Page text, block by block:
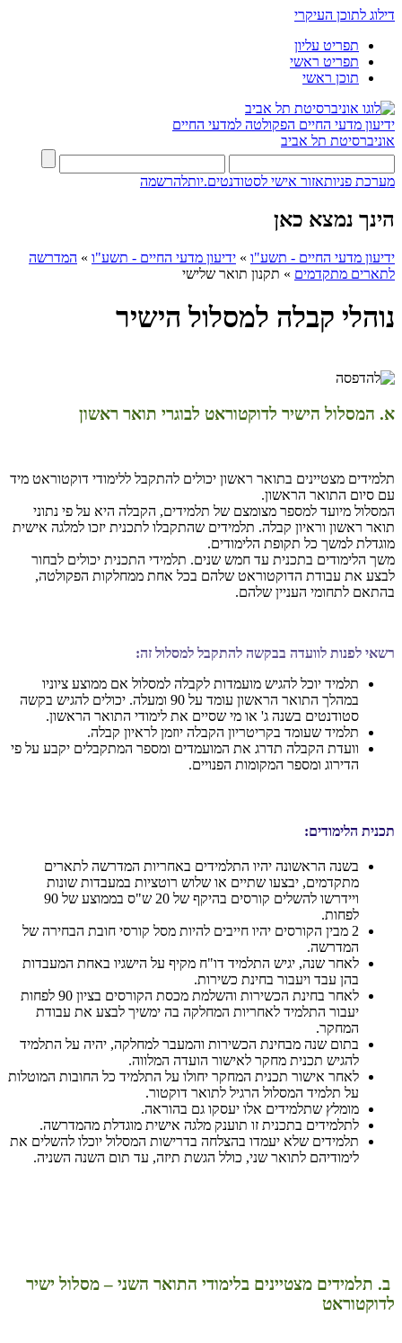
דילוג לתוכן העיקרי
תפריט עליון
תפריט ראשי
תוכן ראשי
ידיעון מדעי החיים הפקולטה למדעי החיים
אוניברסיטת תל אביב
מערכת פניותאזור אישי לסטודנטים.יותלהרשמה
הינך נמצא כאן
ידיעון מדעי החיים - תשע"ו » ידיעון מדעי החיים - תשע"ו » המדרשה
לתארים מתקדמים » תקנון תואר שלישי
נוהלי קבלה למסלול הישיר
א. המסלול הישיר לדוקטוראט לבוגרי תואר ראשון
תלמידים מצטיינים בתואר ראשון יכולים להתקבל ללימודי דוקטוראט מיד
עם סיום התואר הראשון.
המסלול מיועד למספר מצומצם של תלמידים, הקבלה היא על פי נתוני
תואר ראשון וראיון קבלה. תלמידים שהתקבלו לתכנית יזכו למלגה אישית
מוגדלת למשך כל תקופת הלימודים.
משך הלימודים בתכנית עד חמש שנים. תלמידי התכנית יכולים לבחור
לבצע את עבודת הדוקטוראט שלהם בכל אחת ממחלקות הפקולטה,
בהתאם לתחומי העניין שלהם.
רשאי לפנות לוועדה בבקשה להתקבל למסלול זה:
תלמיד יוכל להגיש מועמדות לקבלה למסלול אם ממוצע ציוניו
במהלך התואר הראשון עומד על 90 ומעלה. יכולים להגיש בקשה
סטודנטים בשנה ג' או מי שסיים את לימודי התואר הראשון.
תלמיד שעומד בקריטריון הקבלה יוזמן לראיון קבלה.
וועדת הקבלה תדרג את המועמדים ומספר המתקבלים יקבע על פי
הדירוג ומספר המקומות הפנויים.
תכנית הלימודים:
בשנה הראשונה יהיו התלמידים באחריות המדרשה לתארים
מתקדמים, יבצעו שתיים או שלוש רוטציות במעבדות שונות
ויידרשו להשלים קורסים בהיקף של 20 ש"ס בממוצע של 90
לפחות.
2 מבין הקורסים יהיו חייבים להיות מסל קורסי חובת הבחירה של
המדרשה.
לאחר שנה, יגיש התלמיד דו"ח מקיף על הישגיו באחת המעבדות
בהן עבד ויעבור בחינת כשירות.
לאחר בחינת הכשירות והשלמת מכסת הקורסים בציון 90 לפחות
יעבור התלמיד לאחריות המחלקה בה ימשיך לבצע את עבודת
המחקר.
בתום שנה מבחינת הכשירות והמעבר למחלקה, יהיה על התלמיד
להגיש תכנית מחקר לאישור הועדה המלווה.
לאחר אישור תכנית המחקר יחולו על התלמיד כל החובות המוטלות
על תלמיד המסלול הרגיל לתואר דוקטור.
מומלץ שתלמידים אלו יעסקו גם בהוראה.
לתלמידים בתכנית זו תוענק מלגה אישית מוגדלת מהמדרשה.
תלמידים שלא יעמדו בהצלחה בדרישות המסלול יוכלו להשלים את
לימודיהם לתואר שני, כולל הגשת תיזה, עד תום השנה השניה.
ב. תלמידים מצטיינים בלימודי התואר השני – מסלול ישיר
לדוקטוראט